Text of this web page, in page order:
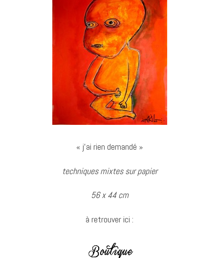
« j’ai rien demandé »
techniques mixtes sur papier
56 x 44 cm
à retrouver ici :